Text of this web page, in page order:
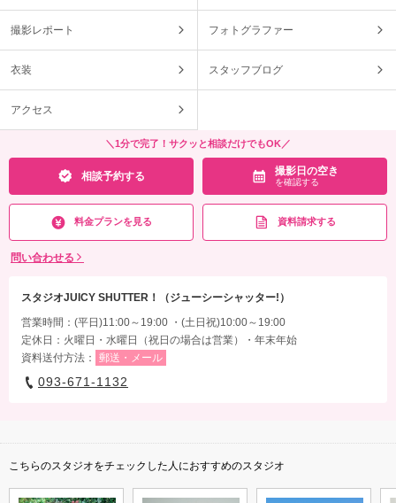
撮影レポート フォトグラファー
衣装 スタッフブログ
アクセス
＼1分で完了！サクッと相談だけでもOK／
相談予約する 撮影日の空き
を確認する
料金プランを見る 資料請求する
問い合わせる
スタジオJUICY SHUTTER！（ジューシーシャッター!）
営業時間：(平日)11:00～19:00 ・(土日祝)10:00～19:00
定休日：火曜日・水曜日（祝日の場合は営業）・年末年始
資料送付方法：
郵送・メール
093-671-1132
こちらのスタジオをチェックした人におすすめのスタジオ